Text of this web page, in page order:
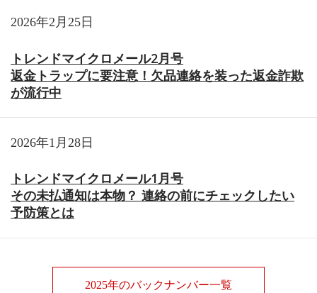
2026年2月25日
トレンドマイクロメール2月号
返金トラップに要注意！欠品連絡を装った返金詐欺
が流行中
2026年1月28日
トレンドマイクロメール1月号
その未払通知は本物？ 連絡の前にチェックしたい
予防策とは
2025年のバックナンバー一覧